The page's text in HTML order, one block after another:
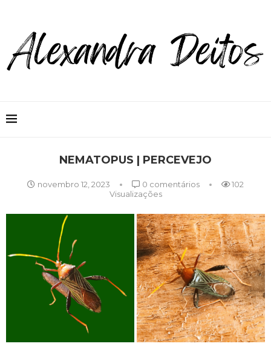
NEMATOPUS | PERCEVEJO
novembro 12, 2023 0 comentários
102
Visualizações